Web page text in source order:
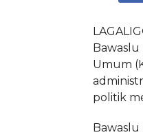
Umum
politik